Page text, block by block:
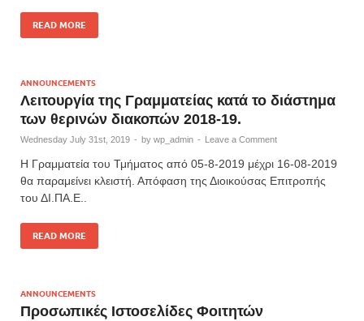
READ MORE
ANNOUNCEMENTS
Λειτουργία της Γραμματείας κατά το διάστημα
των θερινών διακοπών 2018-19.
Wednesday July 31st, 2019 - by wp_admin - Leave a Comment
Η Γραμματεία του Τμήματος από 05-8-2019 μέχρι 16-08-2019
θα παραμείνει κλειστή. Απόφαση της Διοικούσας Επιτροπής
του ΔΙ.ΠΑ.Ε..
READ MORE
ANNOUNCEMENTS
Προσωπικές Ιστοσελίδες Φοιτητών